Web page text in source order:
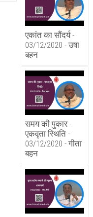
एकांत का सौंदर्य -
03/12/2020 - उषा
बहन
समय की पुकार -
एकवृता स्थिति -
03/12/2020 - गीता
बहन